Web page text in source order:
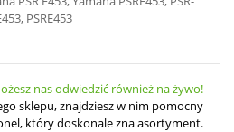
PSRE453
nas odwiedzić również na żywo!
sklepu, znajdziesz w nim pomocny
który doskonale zna asortyment.